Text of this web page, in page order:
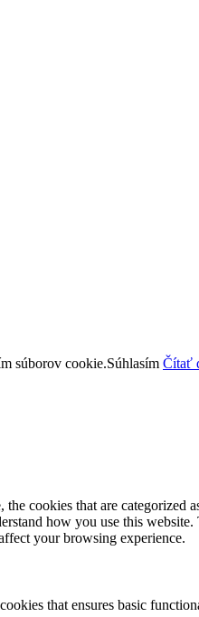
súborov cookie.Súhlasím Čítať
cookies that are categorized
how you use this
your browsing experience.
that ensures basic